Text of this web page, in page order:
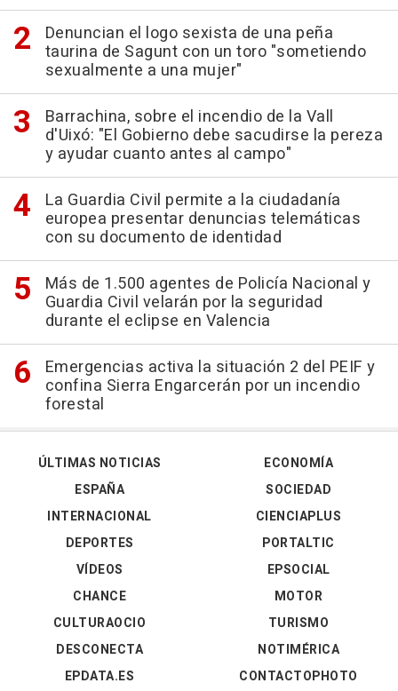
Denuncian el logo sexista de una peña
taurina de Sagunt con un toro "sometiendo
sexualmente a una mujer"
Barrachina, sobre el incendio de la Vall
d'Uixó: "El Gobierno debe sacudirse la pereza
y ayudar cuanto antes al campo"
La Guardia Civil permite a la ciudadanía
europea presentar denuncias telemáticas
con su documento de identidad
Más de 1.500 agentes de Policía Nacional y
Guardia Civil velarán por la seguridad
durante el eclipse en Valencia
Emergencias activa la situación 2 del PEIF y
confina Sierra Engarcerán por un incendio
forestal
ÚLTIMAS NOTICIAS
ESPAÑA
INTERNACIONAL
DEPORTES
VÍDEOS
ECONOMÍA
SOCIEDAD
CIENCIAPLUS
PORTALTIC
EPSOCIAL
CHANCE
CULTURAOCIO
DESCONECTA
EPDATA.ES
MOTOR
TURISMO
NOTIMÉRICA
CONTACTOPHOTO